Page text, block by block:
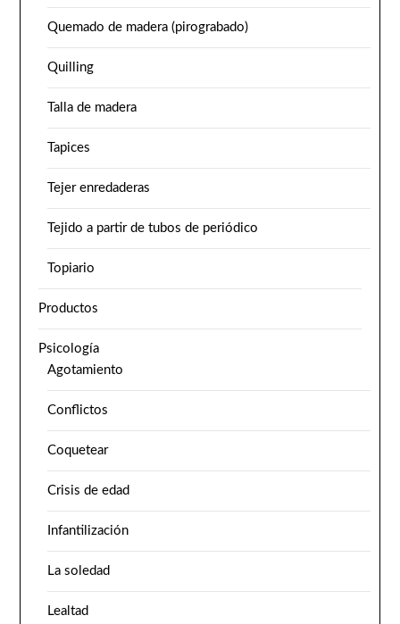
Quemado de madera (pirograbado)
Quilling
Talla de madera
Tapices
Tejer enredaderas
Tejido a partir de tubos de periódico
Topiario
Productos
Psicología
Agotamiento
Conflictos
Coquetear
Crisis de edad
Infantilización
La soledad
Lealtad